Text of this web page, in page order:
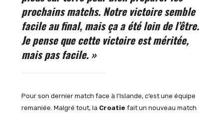
prochains matchs. Notre victoire semble
facile au final, mais ça a été loin de l’être.
Je pense que cette victoire est méritée,
mais pas facile. »
Pour son dernier match face à l’Islande, c’est une équipe
remaniée. Malgré tout, la Croatie fait un nouveau match